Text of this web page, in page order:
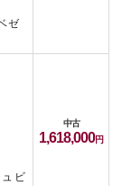
ゼ
ビ
中古
1,618,000